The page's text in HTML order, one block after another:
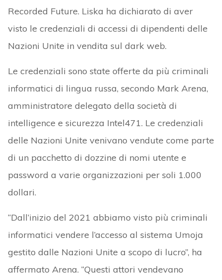
Recorded Future. Liska ha dichiarato di aver
visto le credenziali di accessi di dipendenti delle
Nazioni Unite in vendita sul dark web.
Le credenziali sono state offerte da più criminali
informatici di lingua russa, secondo Mark Arena,
amministratore delegato della società di
intelligence e sicurezza Intel471. Le credenziali
delle Nazioni Unite venivano vendute come parte
di un pacchetto di dozzine di nomi utente e
password a varie organizzazioni per soli 1.000
dollari.
“Dall’inizio del 2021 abbiamo visto più criminali
informatici vendere l’accesso al sistema Umoja
gestito dalle Nazioni Unite a scopo di lucro”, ha
affermato Arena. “Questi attori vendevano